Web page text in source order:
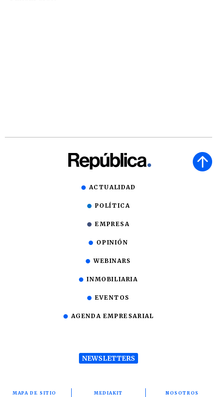
ACTUALIDAD
POLÍTICA
EMPRESA
OPINIÓN
WEBINARS
INMOBILIARIA
EVENTOS
AGENDA EMPRESARIAL
NEWSLETTERS
MAPA DE SITIO MEDIAKIT NOSOTROS